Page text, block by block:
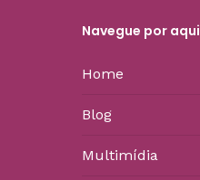
Navegue por aqui
Home
Blog
Multimídia